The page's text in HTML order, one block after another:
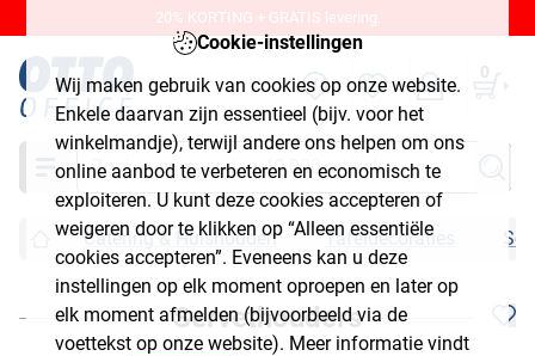
Cookie-instellingen
Wij maken gebruik van cookies op onze website.
Enkele daarvan zijn essentieel (bijv. voor het
winkelmandje), terwijl andere ons helpen om ons
online aanbod te verbeteren en economisch te
exploiteren. U kunt deze cookies accepteren of
weigeren door te klikken op “Alleen essentiële
cookies accepteren”. Eveneens kan u deze
instellingen op elk moment oproepen en later op
elk moment afmelden (bijvoorbeeld via de
voettekst op onze website). Meer informatie vindt
20% KORTING + GRATIS levering.
0
Zoeken
Catering & Huishouden Tafeldecoraties
Servethouders